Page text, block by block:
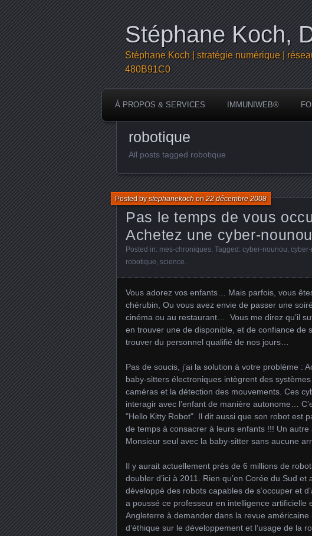
Stéphane Koch,
Stéphane Koch | stratégie numérique |
480B91C0
À PROPOS & SERVICES IMMUNIWEB®
robotique
All posts tagged robotique
Pas le temps de vous
Achetez une cyber-
Posted bystephanekochon22 décembre 2008
Posted in: mes-chroniques . Tagged: cyber-nounou
robotique science
Vous adorez vos enfants… Mais parfois, vous
chérubin, Ou vous avez envie de passer une
cinéma ou au restaurant… Vous me direz qu’il
en trouver une de disponible, et de confiance
trouver du personnel qualifié de nos jours…
Pas de soucis, j’ai la solution à votre problème :
baby-sitters électroniques intègrent des
caméras et la détection des mouvements. Ces
interagir avec l’enfant de manière autonome…
"Hello Kitty Robot". Il dit aussi que son robot est
de temps à consacrer à leurs enfants !!! Un
Monsieur seul avec la baby-sitter sans aucune
Il y aurait actuellement près de 6 millions de
doubler d’ici à 2011. Rien qu’en Corée du Sud
développé des robots capables de s’occuper et
a poussé ce professeur en intelligence artificielle
Angleterre à demander dans la revue
d’éthique sur le développement et l’usage de la